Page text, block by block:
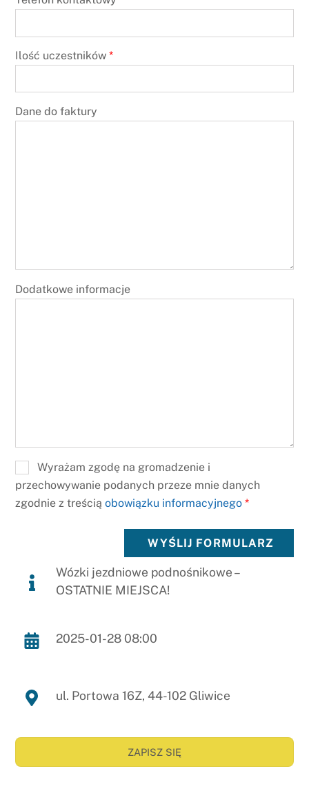
Ilość uczestników*
Dane do faktury
Dodatkowe informacje
Wyrażam zgodę na gromadzenie i
przechowywanie podanych przeze mnie danych
zgodnie z treściąobowiązku informacyjnego *
WYŚLIJ FORMULARZ
Wózki jezdniowe podnośnikowe –
OSTATNIE MIEJSCA!
2025-01-28 08:00
ul. Portowa 16Z, 44-102 Gliwice
ZAPISZ SIĘ